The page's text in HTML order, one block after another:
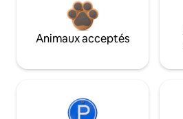
Animaux acceptés